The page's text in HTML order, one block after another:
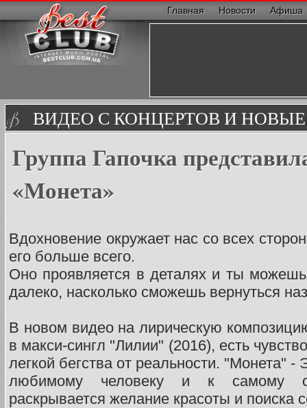
Главная Новости Афиша
ВИДЕО С КОНЦЕРТОВ И
Группа Гапочка
«Монета»
Вдохновение окружает нас со всех
его больше всего.
Оно проявляется в деталях и ты можешь
далеко, насколько сможешь вернуться
В новом видео на лирическую
в макси-сингл "Лилии" (2016), есть
легкой бегства от реальности. "Монета"
любимому человеку и к самому
раскрывается желание красоты и поиска